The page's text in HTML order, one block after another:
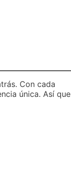
Con cada
única. Así que